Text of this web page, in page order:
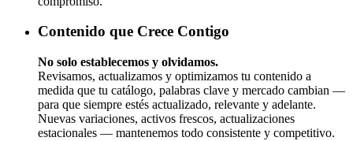
Contenido que Crece Contigo
No solo establecemos y olvidamos.
Revisamos, actualizamos y optimizamos tu contenido a
medida que tu catálogo, palabras clave y mercado cambian —
para que siempre estés actualizado, relevante y adelante.
Nuevas variaciones, activos frescos, actualizaciones
estacionales — mantenemos todo consistente y competitivo.